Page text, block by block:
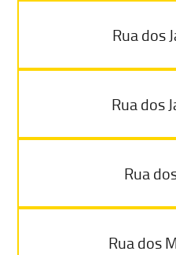
Rua dos
Rua dos
Rua
Rua dos